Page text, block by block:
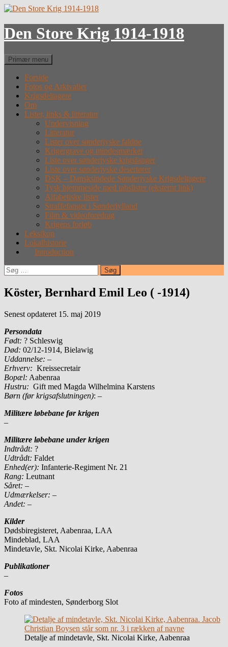
Hop
indhold
Den Store Krig 1914-1918
Søg
Primær menu
Forside
Fotos og Arkivalier
Krigsdeltagere
Om
Lister, links & litteratur
Undervisning
Litteratur
Lister over sønderjyske faldne
Krigergrave og mindesmærker
Liste over sønderjyske krigsfanger
Liste over sønderjyske desertører
DSK – Dansksindede Sønderjyske Krigsdeltagere
Tysk hjemmeside med tabslister (eksternt link)
Alfabetiske lister
Straffefanger i Sønderjylland
Film & videoforedrag
Krigens forløb
Leksikon
Lokalhistorie
Introduction
Søg
efter:
Köster, Bernhard Emil Leo ( -1914)
Senest opdateret 15. maj 2019
Persondata
Født: ? Schleswig
Død: 02/12-1914, Bielawig
Uddannelse: –
Erhverv: Kreissecretair
Bopæl: Aabenraa
Hustru: Gift med Magda Wilhelmina Karstens
Børn (før krigsafslutningen): –
Militære løbebane før krigen
–
Militære løbebane under krigen
Indtrådt: ?
Udtrådt: Faldet
Enhed(er): Infanterie-Regiment Nr. 21
Rang: Leutnant
Såret: –
Udmærkelser: –
Andet: –
Kilder
Dødsbiregisteret, Aabenraa, LAA
Mindeblad, LAA
Mindetavle, Skt. Nicolai Kirke, Aabenraa
Publikationer
–
Fotos
Foto af mindesten, Sønderborg Slot
Detalje af mindetavle, Skt. Nicolai Kirke, Aabenraa